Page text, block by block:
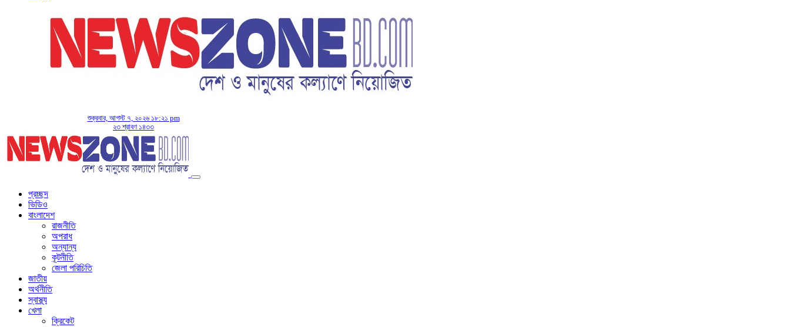
শুক্রবার, আগস্ট ৭, ২০২৬ ১৮:২১ pm
২৩ শ্রাবণ ১৪৩৩
প্রচ্ছদ
ভিডিও
বাংলাদেশ
রাজনীতি
অপরাধ
অন্যান্য
কূটনীতি
জেলা পরিচিতি
জাতীয়
অর্থনীতি
স্বাস্থ্য
খেলা
ক্রিকেট